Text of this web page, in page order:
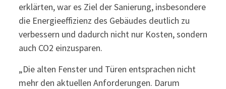
erklärten, war es Ziel der Sanierung, insbesondere
die Energieeffizienz des Gebäudes deutlich zu
verbessern und dadurch nicht nur Kosten, sondern
auch CO2 einzusparen.
„Die alten Fenster und Türen entsprachen nicht
mehr den aktuellen Anforderungen. Darum